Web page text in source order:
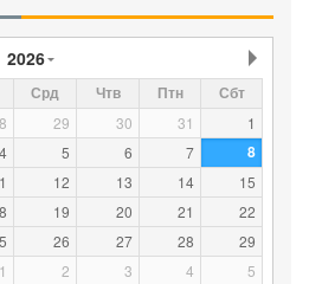
2026
Срд Чтв Птн Сбт
29 30 31
1
4 5 6 7 8
12 13 14
15
19 20 21
22
26 27 28
29
1 2 3 4 5